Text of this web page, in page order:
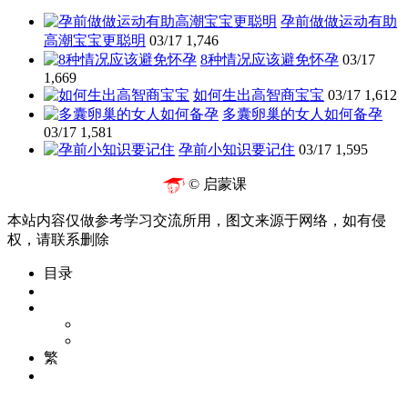
孕前做做运动有助
高潮宝宝更聪明 03/17 1,746
8种情况应该避免怀孕 03/17
1,669
如何生出高智商宝宝 03/17 1,612
多囊卵巢的女人如何备孕
03/17 1,581
孕前小知识要记住 03/17 1,595
© 启蒙课
本站内容仅做参考学习交流所用，图文来源于网络，如有侵
权，请联系删除
目录
繁